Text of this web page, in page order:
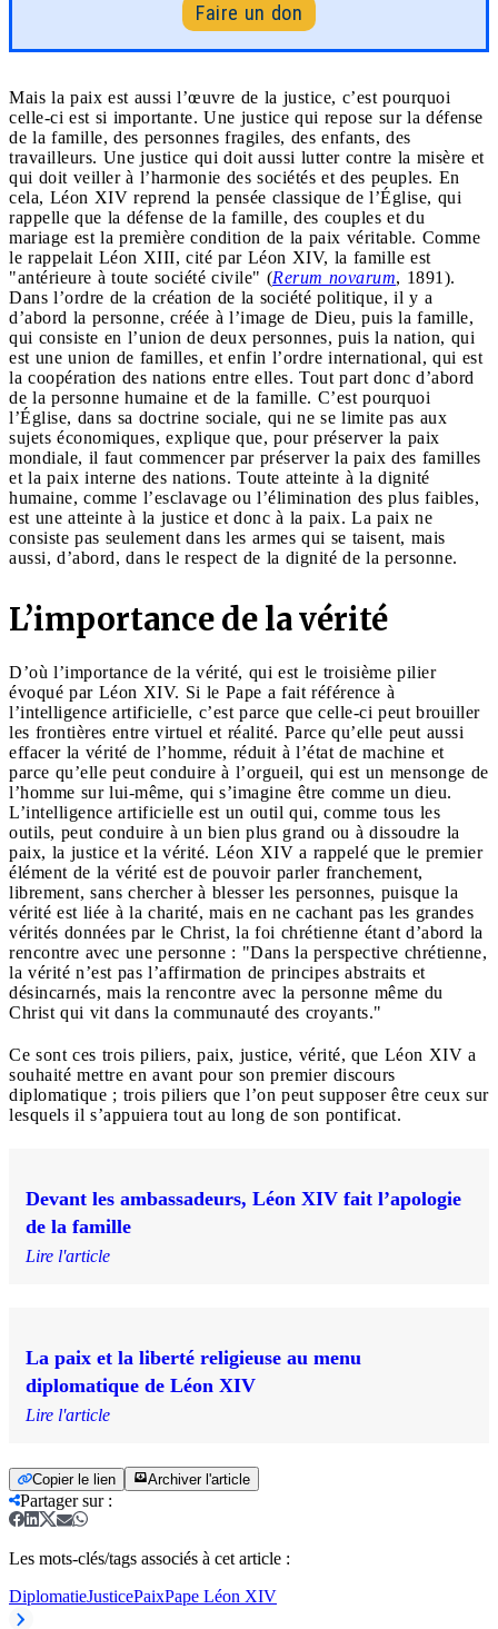
Faire un don
Mais la paix est aussi l’œuvre de la justice, c’est pourquoi
celle-ci est si importante. Une justice qui repose sur la défense
de la famille, des personnes fragiles, des enfants, des
travailleurs. Une justice qui doit aussi lutter contre la misère et
qui doit veiller à l’harmonie des sociétés et des peuples. En
cela, Léon XIV reprend la pensée classique de l’Église, qui
rappelle que la défense de la famille, des couples et du
mariage est la première condition de la paix véritable. Comme
le rappelait Léon XIII, cité par Léon XIV, la famille est
"antérieure à toute société civile" (Rerum novarum, 1891).
Dans l’ordre de la création de la société politique, il y a
d’abord la personne, créée à l’image de Dieu, puis la famille,
qui consiste en l’union de deux personnes, puis la nation, qui
est une union de familles, et enfin l’ordre international, qui est
la coopération des nations entre elles. Tout part donc d’abord
de la personne humaine et de la famille. C’est pourquoi
l’Église, dans sa doctrine sociale, qui ne se limite pas aux
sujets économiques, explique que, pour préserver la paix
mondiale, il faut commencer par préserver la paix des familles
et la paix interne des nations. Toute atteinte à la dignité
humaine, comme l’esclavage ou l’élimination des plus faibles,
est une atteinte à la justice et donc à la paix. La paix ne
consiste pas seulement dans les armes qui se taisent, mais
aussi, d’abord, dans le respect de la dignité de la personne.
L’importance de la vérité
D’où l’importance de la vérité, qui est le troisième pilier
évoqué par Léon XIV. Si le Pape a fait référence à
l’intelligence artificielle, c’est parce que celle-ci peut brouiller
les frontières entre virtuel et réalité. Parce qu’elle peut aussi
effacer la vérité de l’homme, réduit à l’état de machine et
parce qu’elle peut conduire à l’orgueil, qui est un mensonge de
l’homme sur lui-même, qui s’imagine être comme un dieu.
L’intelligence artificielle est un outil qui, comme tous les
outils, peut conduire à un bien plus grand ou à dissoudre la
paix, la justice et la vérité. Léon XIV a rappelé que le premier
élément de la vérité est de pouvoir parler franchement,
librement, sans chercher à blesser les personnes, puisque la
vérité est liée à la charité, mais en ne cachant pas les grandes
vérités données par le Christ, la foi chrétienne étant d’abord la
rencontre avec une personne : "Dans la perspective chrétienne,
la vérité n’est pas l’affirmation de principes abstraits et
désincarnés, mais la rencontre avec la personne même du
Christ qui vit dans la communauté des croyants."
Ce sont ces trois piliers, paix, justice, vérité, que Léon XIV a
souhaité mettre en avant pour son premier discours
diplomatique ; trois piliers que l’on peut supposer être ceux sur
lesquels il s’appuiera tout au long de son pontificat.
Devant les ambassadeurs, Léon XIV fait l’apologie
de la famille
Lire l'article
La paix et la liberté religieuse au menu
diplomatique de Léon XIV
Lire l'article
Copier le lien Archiver l'article
Partager sur:
Les mots-clés/tags associés à cet article :
DiplomatieJusticePaixPape Léon XIV